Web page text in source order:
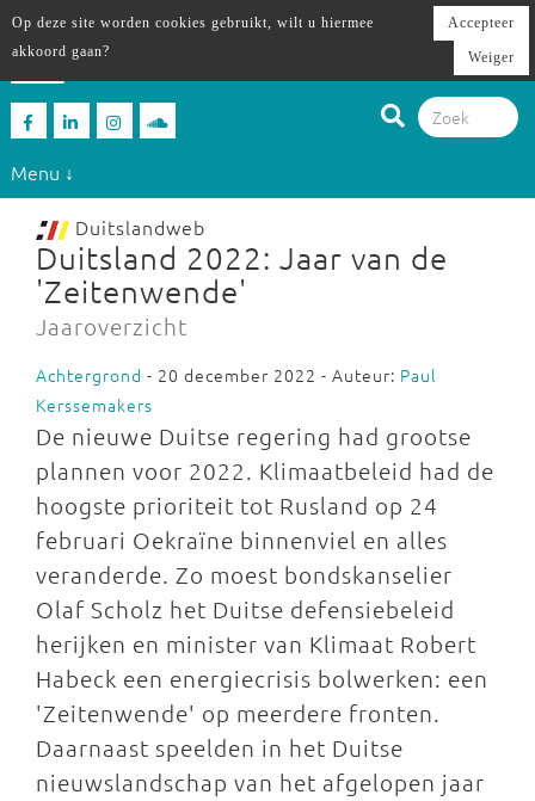
Menu ↓
Duitslandweb
Duitsland 2022: Jaar van de
'Zeitenwende'
Jaaroverzicht
Achtergrond - 20 december 2022 - Auteur: Paul
Kerssemakers
De nieuwe Duitse regering had grootse
plannen voor 2022. Klimaatbeleid had de
hoogste prioriteit tot Rusland op 24
februari Oekraïne binnenviel en alles
veranderde. Zo moest bondskanselier
Olaf Scholz het Duitse defensiebeleid
herijken en minister van Klimaat Robert
Habeck een energiecrisis bolwerken: een
'Zeitenwende' op meerdere fronten.
Daarnaast speelden in het Duitse
nieuwslandschap van het afgelopen jaar
Op deze site worden cookies gebruikt, wilt u hiermee
akkoord gaan?
Accepteer
Weiger